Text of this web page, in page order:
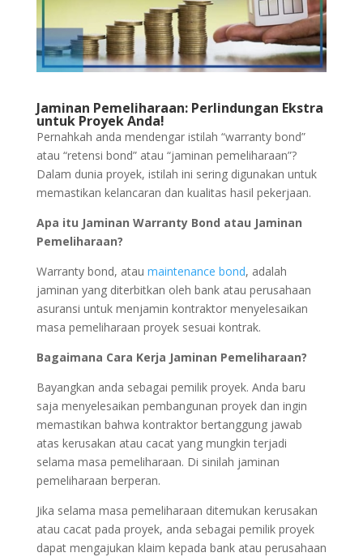
Jaminan Pemeliharaan: Perlindungan Ekstra
untuk Proyek Anda!
Pernahkah anda mendengar istilah “warranty bond”
atau “retensi bond” atau “jaminan pemeliharaan”?
Dalam dunia proyek, istilah ini sering digunakan untuk
memastikan kelancaran dan kualitas hasil pekerjaan.
Apa itu Jaminan Warranty Bond atau Jaminan
Pemeliharaan?
Warranty bond, atau maintenance bond, adalah
jaminan yang diterbitkan oleh bank atau perusahaan
asuransi untuk menjamin kontraktor menyelesaikan
masa pemeliharaan proyek sesuai kontrak.
Bagaimana Cara Kerja Jaminan Pemeliharaan?
Bayangkan anda sebagai pemilik proyek. Anda baru
saja menyelesaikan pembangunan proyek dan ingin
memastikan bahwa kontraktor bertanggung jawab
atas kerusakan atau cacat yang mungkin terjadi
selama masa pemeliharaan. Di sinilah jaminan
pemeliharaan berperan.
Jika selama masa pemeliharaan ditemukan kerusakan
atau cacat pada proyek, anda sebagai pemilik proyek
dapat mengajukan klaim kepada bank atau perusahaan